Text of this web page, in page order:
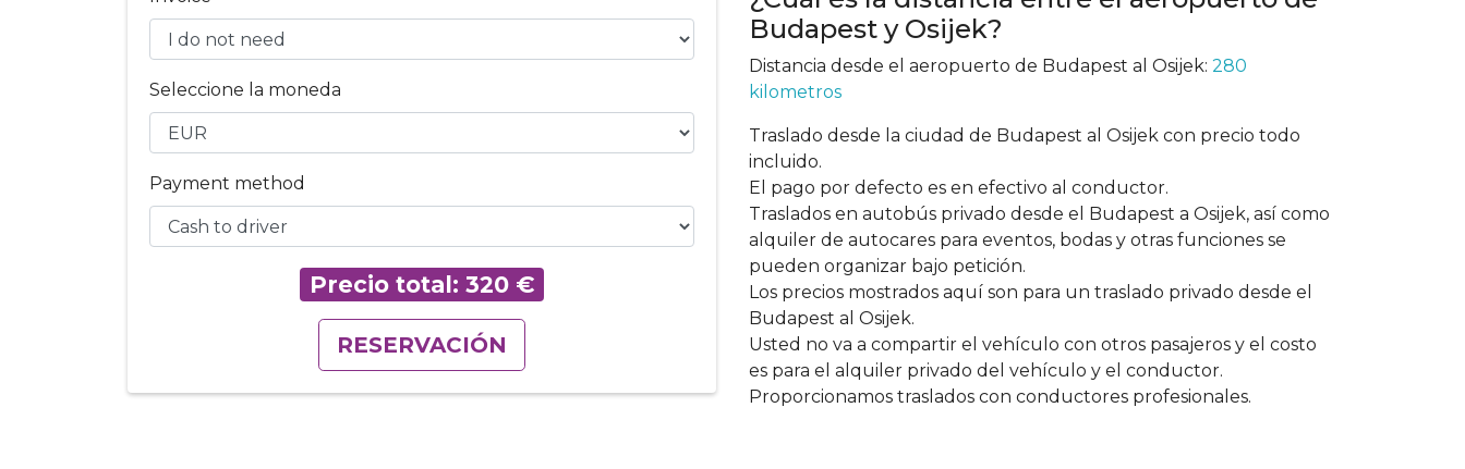
Seleccione la moneda
Payment method
Precio total: 320 €
RESERVACIÓN
Budapest y Osijek?
Distancia desde el aeropuerto de Budapest al Osijek: 280
kilometros
Traslado desde la ciudad de Budapest al Osijek con precio todo
incluido.
El pago por defecto es en efectivo al conductor.
Traslados en autobús privado desde el Budapest a Osijek, así como
alquiler de autocares para eventos, bodas y otras funciones se
pueden organizar bajo petición.
Los precios mostrados aquí son para un traslado privado desde el
Budapest al Osijek.
Usted no va a compartir el vehículo con otros pasajeros y el costo
es para el alquiler privado del vehículo y el conductor.
Proporcionamos traslados con conductores profesionales.